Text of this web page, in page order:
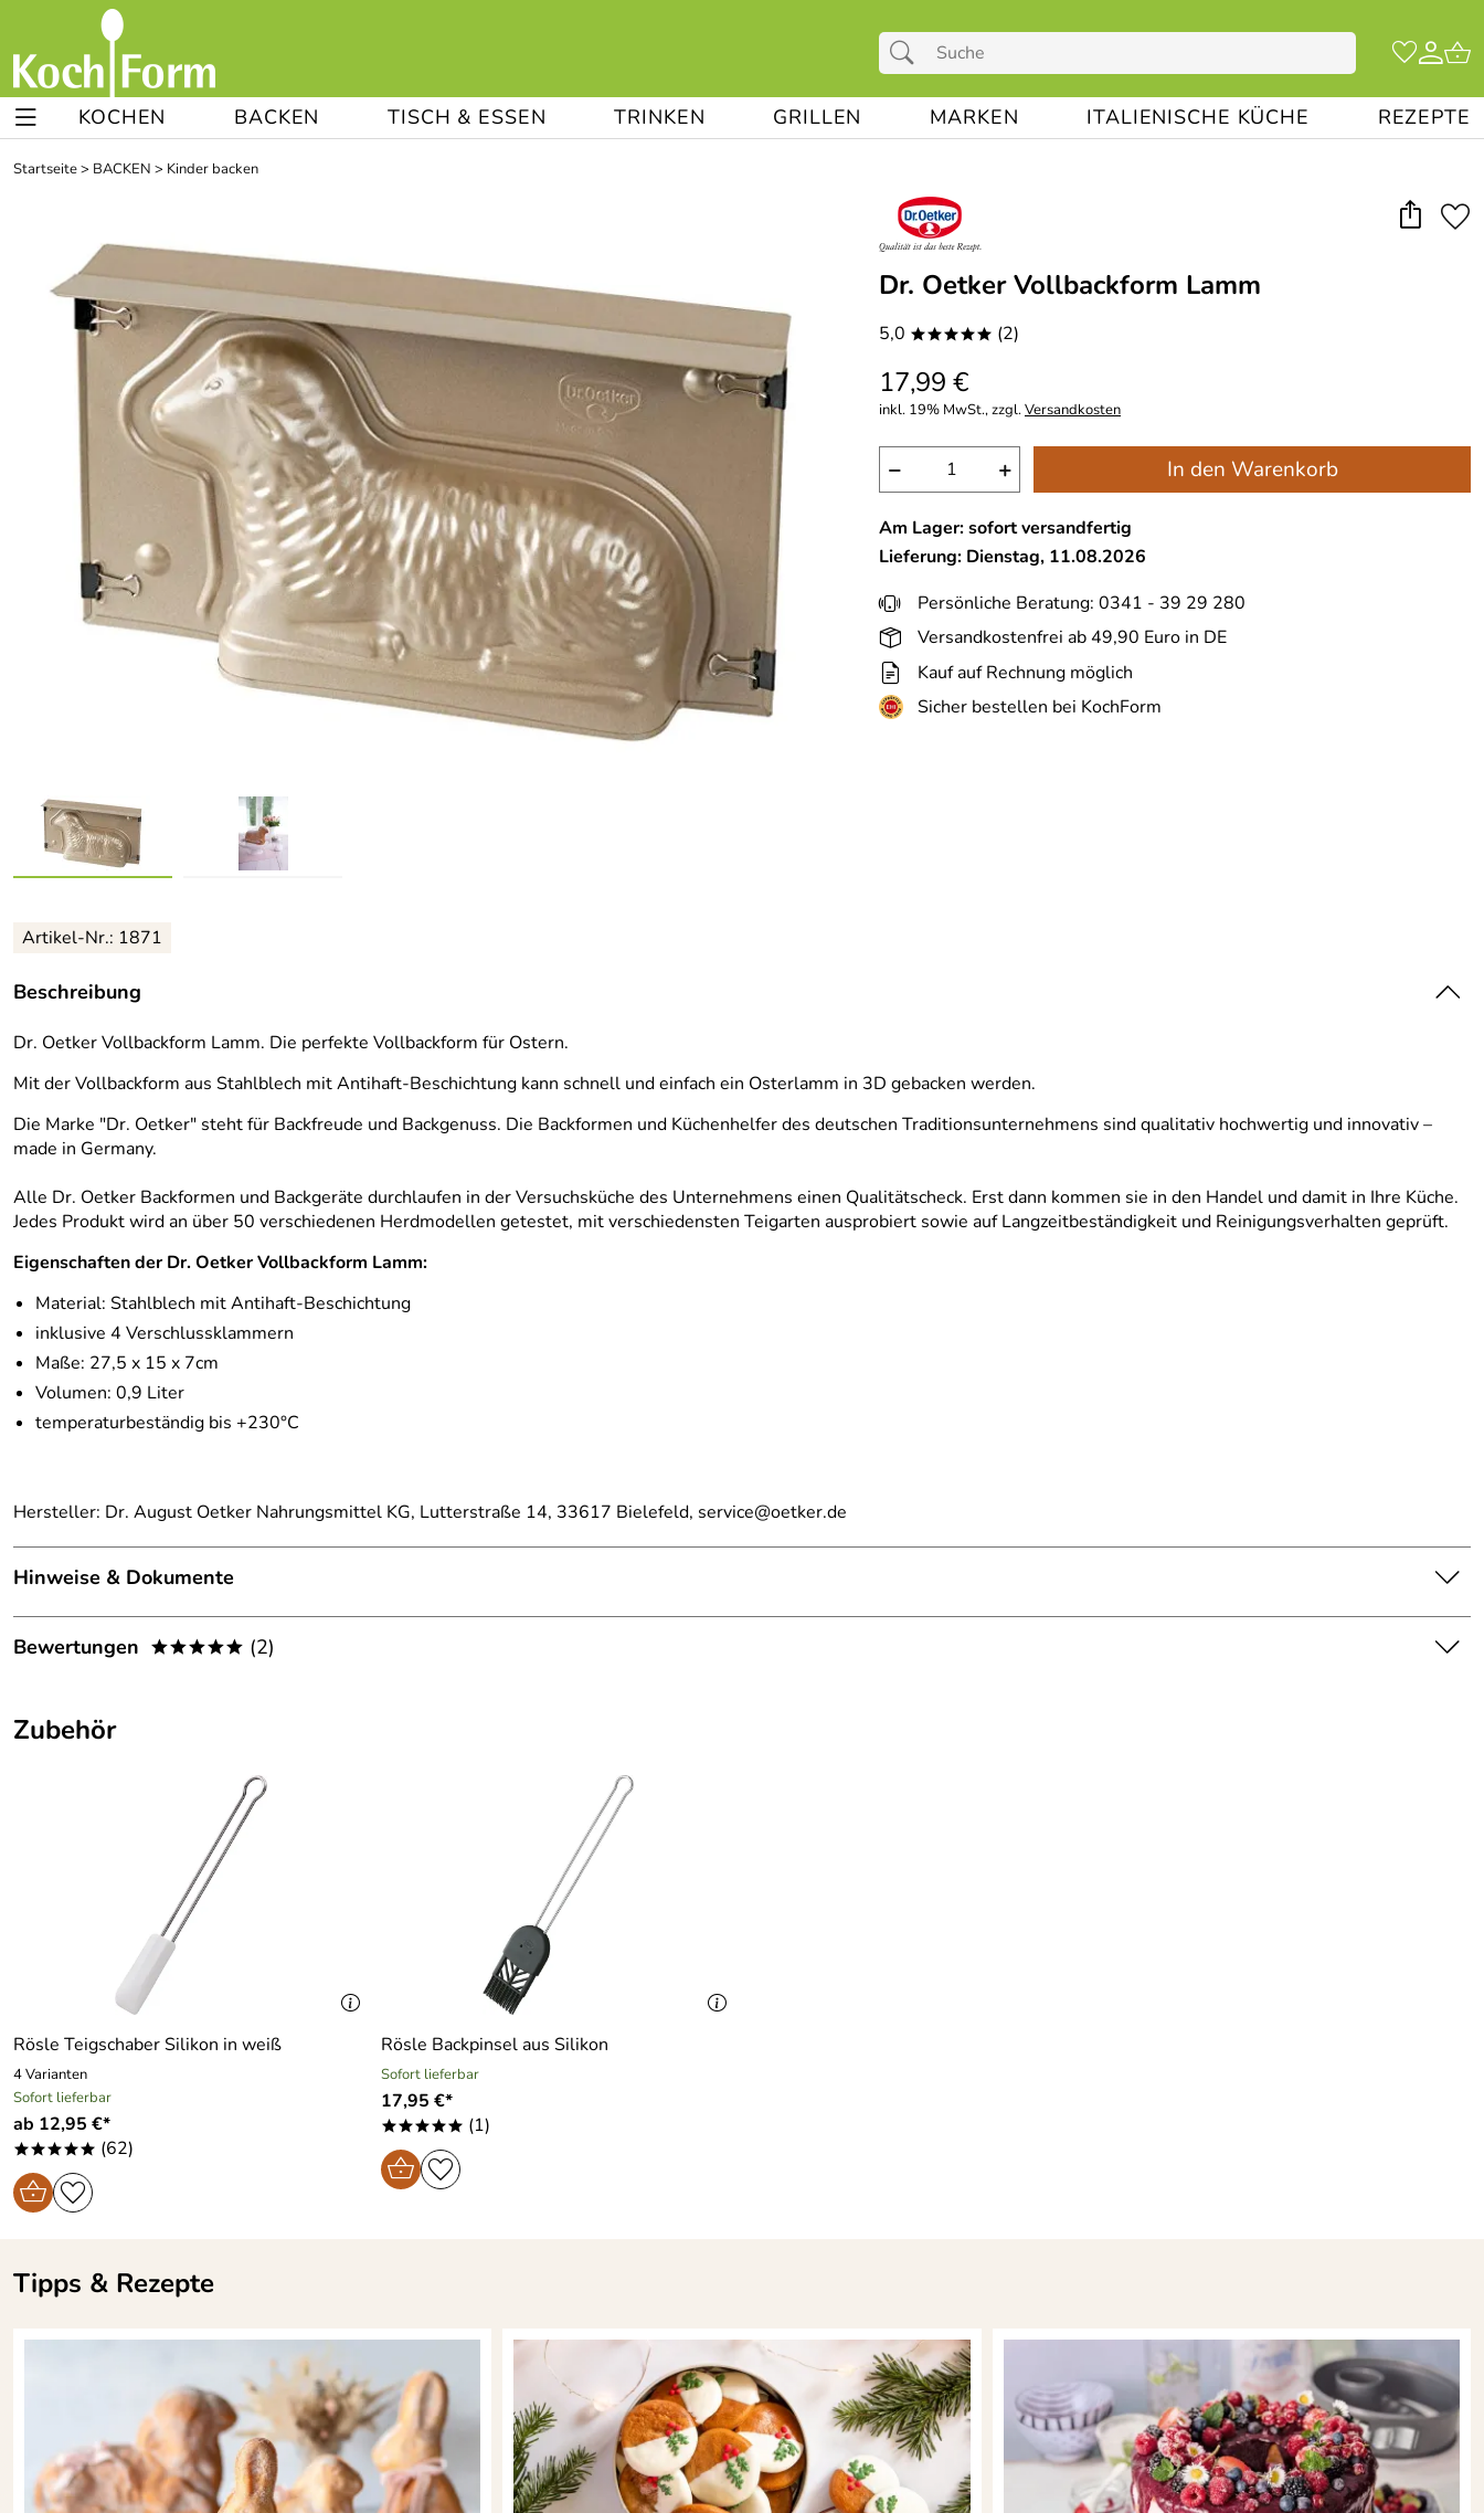
KOCHEN BACKEN TISCH & ESSEN TRINKEN GRILLEN MARKEN ITALIENISCHE KÜCHE REZEPTE
Startseite> BACKEN > Kinder backen
Dr. Oetker Vollbackform Lamm
5,0 ***** (2)
17,99 €
inkl. 19% MwSt., zzgl.Versandkosten
− + In den Warenkorb
Am Lager: sofort versandfertig
Lieferung: Dienstag, 11.08.2026
Persönliche Beratung: 0341 - 39 29 280
Versandkostenfrei ab 49,90 Euro in DE
Kauf auf Rechnung möglich
Sicher bestellen bei KochForm
Artikel-Nr.: 1871
Beschreibung
Dr. Oetker Vollbackform Lamm. Die perfekte Vollbackform für Ostern.
Mit der Vollbackform aus Stahlblech mit Antihaft-Beschichtung kann schnell und einfach ein Osterlamm in 3D gebacken werden.
Die Marke "Dr. Oetker" steht für Backfreude und Backgenuss. Die Backformen und Küchenhelfer des deutschen Traditionsunternehmens sind qualitativ hochwertig und innovativ –
made in Germany.
Alle Dr. Oetker Backformen und Backgeräte durchlaufen in der Versuchsküche des Unternehmens einen Qualitätscheck. Erst dann kommen sie in den Handel und damit in Ihre Küche.
Jedes Produkt wird an über 50 verschiedenen Herdmodellen getestet, mit verschiedensten Teigarten ausprobiert sowie auf Langzeitbeständigkeit und Reinigungsverhalten geprüft.
Eigenschaften der Dr. Oetker Vollbackform Lamm:
Material: Stahlblech mit Antihaft-Beschichtung
inklusive 4 Verschlussklammern
Maße: 27,5 x 15 x 7cm
Volumen: 0,9 Liter
temperaturbeständig bis +230°C
Hersteller: Dr. August Oetker Nahrungsmittel KG, Lutterstraße 14, 33617 Bielefeld, service@oetker.de
Hinweise & Dokumente
Dokumente zum Download:
Bewertungen ***** (2)
Absolut rasche und einwandfreie Lieferung.
Die Ware ist super. Kan ich nur weiterempfehlen.
Kaufdatum: 02.04.2023
Bernhard
Verifizierte Bewertung
Sehr schnelle Lieferung und gute Qualität.
Kaufdatum: 08.03.2018
Bewertungsdatum: 19.03.2018
Zubehör
Rösle Teigschaber Silikon in weiß
4 Varianten
Sofort lieferbar
ab 12,95 €*
***** (62)
Rösle Backpinsel aus Silikon
Sofort lieferbar
17,95 €*
***** (1)
Tipps & Rezepte